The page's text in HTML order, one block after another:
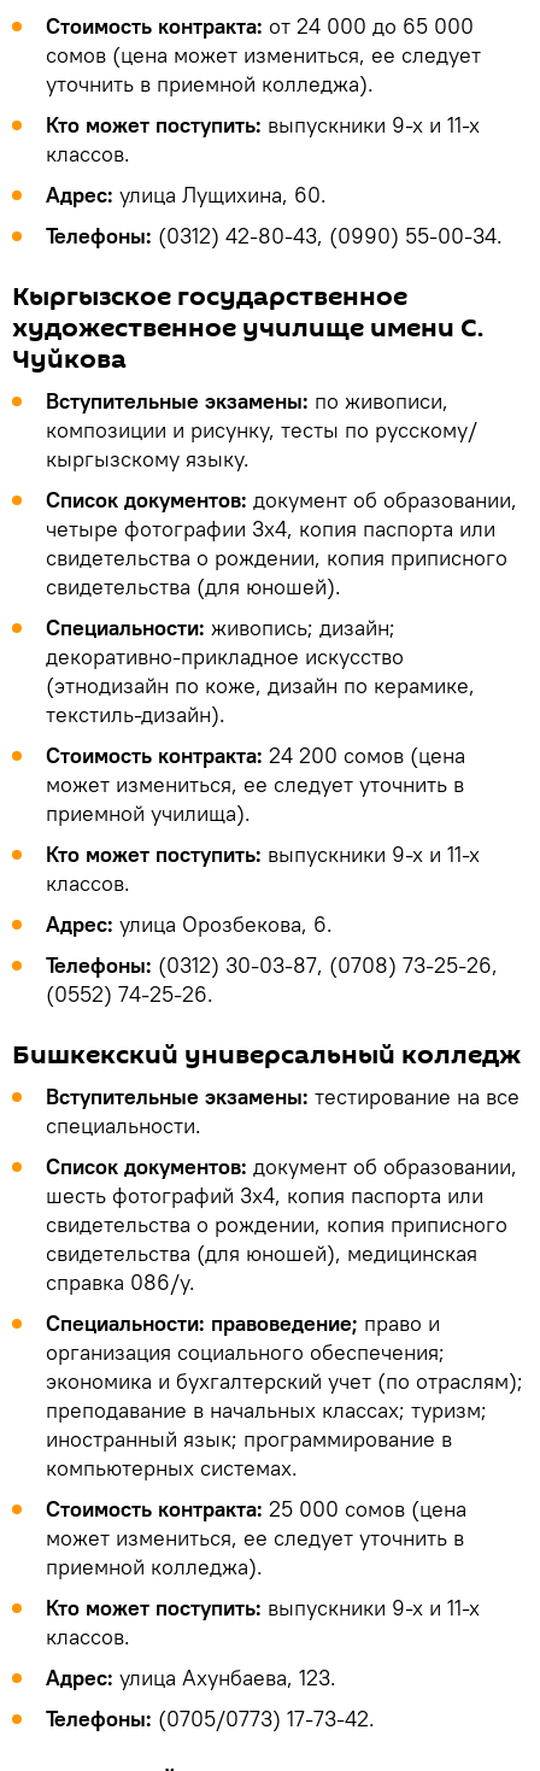
Стоимость контракта: от 24 000 до 65 000
сомов (цена может измениться, ее следует
уточнить в приемной колледжа).
Кто может поступить: выпускники 9-х и 11-х
классов.
Адрес: улица Лущихина, 60.
Телефоны: (0312) 42-80-43, (0990) 55-00-34.
Кыргызское государственное
художественное училище имени С.
Чуйкова
Вступительные экзамены: по живописи,
композиции и рисунку, тесты по русскому/
кыргызскому языку.
Список документов: документ об образовании,
четыре фотографии 3х4, копия паспорта или
свидетельства о рождении, копия приписного
свидетельства (для юношей).
Специальности: живопись; дизайн;
декоративно-прикладное искусство
(этнодизайн по коже, дизайн по керамике,
текстиль-дизайн).
Стоимость контракта: 24 200 сомов (цена
может измениться, ее следует уточнить в
приемной училища).
Кто может поступить: выпускники 9-х и 11-х
классов.
Адрес: улица Орозбекова, 6.
Телефоны: (0312) 30-03-87, (0708) 73-25-26,
(0552) 74-25-26.
Бишкекский универсальный колледж
Вступительные экзамены: тестирование на все
специальности.
Список документов: документ об образовании,
шесть фотографий 3х4, копия паспорта или
свидетельства о рождении, копия приписного
свидетельства (для юношей), медицинская
справка 086/у.
Специальности: правоведение; право и
организация социального обеспечения;
экономика и бухгалтерский учет (по отраслям);
преподавание в начальных классах; туризм;
иностранный язык; программирование в
компьютерных системах.
Стоимость контракта: 25 000 сомов (цена
может измениться, ее следует уточнить в
приемной колледжа).
Кто может поступить: выпускники 9-х и 11-х
классов.
Адрес: улица Ахунбаева, 123.
Телефоны: (0705/0773) 17-73-42.